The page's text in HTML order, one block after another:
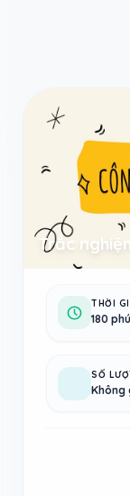
Trắc
THỜI
180
SỐ
Không